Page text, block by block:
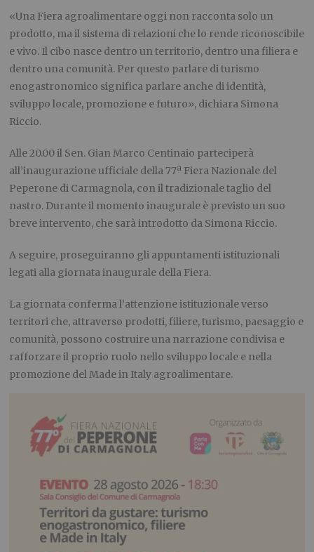
«Una Fiera agroalimentare oggi non racconta solo un
prodotto, ma il sistema di relazioni che lo rende riconoscibile
e vivo. Il cibo nasce dentro un territorio, dentro una filiera e
dentro una comunità. Per questo parlare di turismo
enogastronomico significa parlare anche di identità,
sviluppo locale, promozione e futuro», dichiara Simona
Riccio.
Alle20.00il Sen. Gian Marco Centinaio parteciperà
all’inaugurazione ufficiale della 77ª Fiera Nazionale del
Peperone di Carmagnola, con il tradizionale taglio del
nastro. Durante il momento inaugurale è previsto un suo
breve intervento, che sarà introdotto da Simona Riccio.
A seguire, proseguiranno gli appuntamenti istituzionali
legati alla giornata inaugurale della Fiera.
La giornata conferma l’attenzione istituzionale verso
territori che, attraverso prodotti, filiere, turismo, paesaggio e
comunità, possono costruire una narrazione condivisa e
rafforzare il proprio ruolo nello sviluppo locale e nella
promozione del Made in Italy agroalimentare.